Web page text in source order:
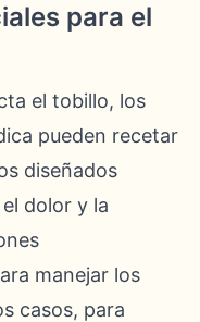
para el
el tobillo, los
pueden recetar
diseñados
dolor y la
manejar los
casos, para